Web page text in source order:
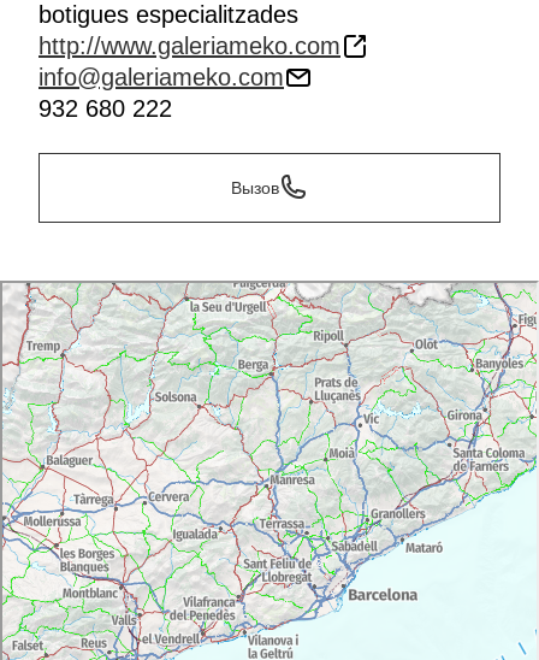
botigues especialitzades
http://www.galeriameko.com
info@galeriameko.com
932 680 222
Вызов